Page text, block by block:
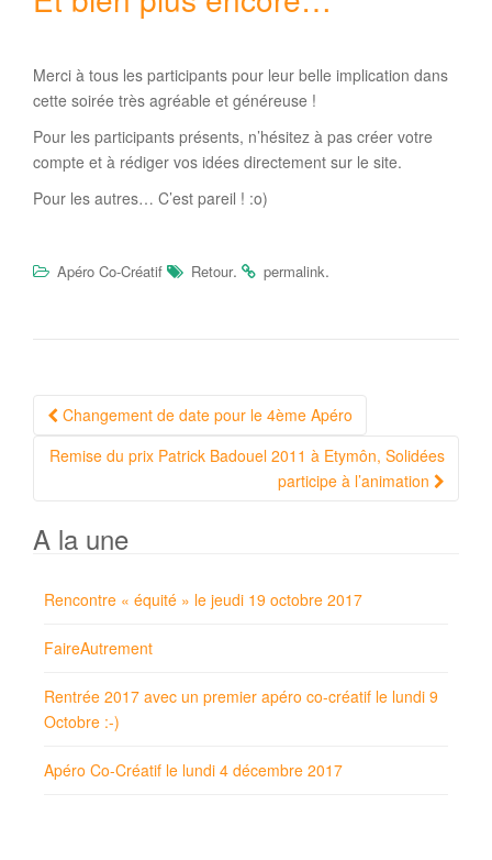
Merci à tous les participants pour leur belle implication dans
cette soirée très agréable et généreuse !
Pour les participants présents, n’hésitez à pas créer votre
compte et à rédiger vos idées directement sur le site.
Pour les autres… C’est pareil ! :o)
Apéro Co-Créatif Retour. permalink.
Navigation
Article
Changement de date pour le 4ème Apéro
Remise du prix Patrick Badouel 2011 à Etymôn, Solidées
participe à l’animation
A la une
Rencontre « équité » le jeudi 19 octobre 2017
FaireAutrement
Rentrée 2017 avec un premier apéro co-créatif le lundi 9
Octobre :-)
Apéro Co-Créatif le lundi 4 décembre 2017